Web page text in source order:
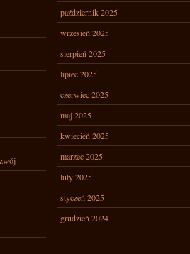
październik 2025
wrzesień 2025
sierpień 2025
lipiec 2025
czerwiec 2025
maj 2025
kwiecień 2025
marzec 2025
luty 2025
styczeń 2025
grudzień 2024